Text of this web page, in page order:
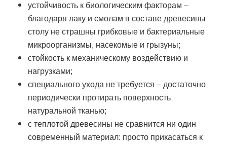
устойчивость к биологическим факторам –
благодаря лаку и смолам в составе древесины
столу не страшны грибковые и бактериальные
микроорганизмы, насекомые и грызуны;
стойкость к механическому воздействию и
нагрузками;
специального ухода не требуется – достаточно
периодически протирать поверхность
натуральной тканью;
с теплотой древесины не сравнится ни один
современный материал: просто прикасаться к